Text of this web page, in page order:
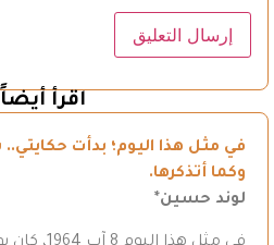
اقرأ
في مثل هذا اليوم؛ بدأت
وكما أتذكرها.
لوند حسين*